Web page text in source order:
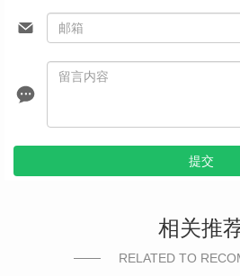
提交
相关推
RELATED TO